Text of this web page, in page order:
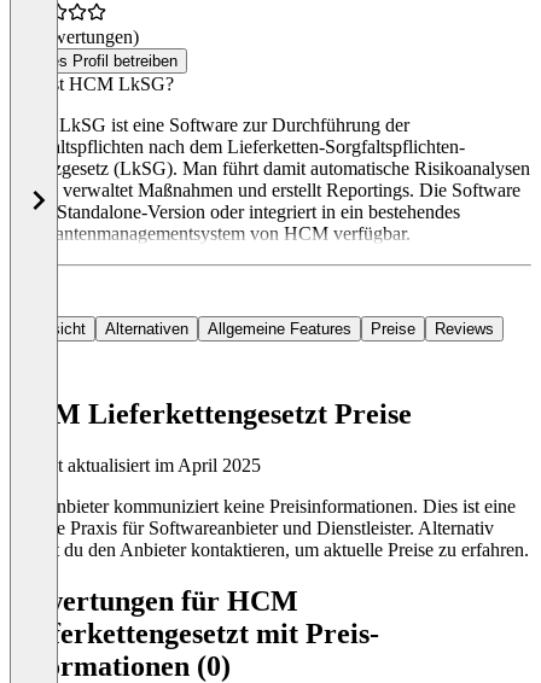
(0 Bewertungen)
Dieses Profil betreiben
Was ist HCM LkSG?
HCM LkSG ist eine Software zur Durchführung der
Sorgfaltspflichten nach dem Lieferketten-Sorgfaltspflichten-
Schutzgesetz (LkSG). Man führt damit automatische Risikoanalysen
durch, verwaltet Maßnahmen und erstellt Reportings. Die Software
ist als Standalone-Version oder integriert in ein bestehendes
Lieferantenmanagementsystem von HCM verfügbar.
Übersicht Alternativen Allgemeine Features Preise Reviews
HCM Lieferkettengesetzt Preise
Zuletzt aktualisiert im April 2025
Der Anbieter kommuniziert keine Preisinformationen. Dies ist eine
übliche Praxis für Softwareanbieter und Dienstleister. Alternativ
kannst du den Anbieter kontaktieren, um aktuelle Preise zu erfahren.
Bewertungen für HCM
Lieferkettengesetzt mit Preis-
Informationen (0)